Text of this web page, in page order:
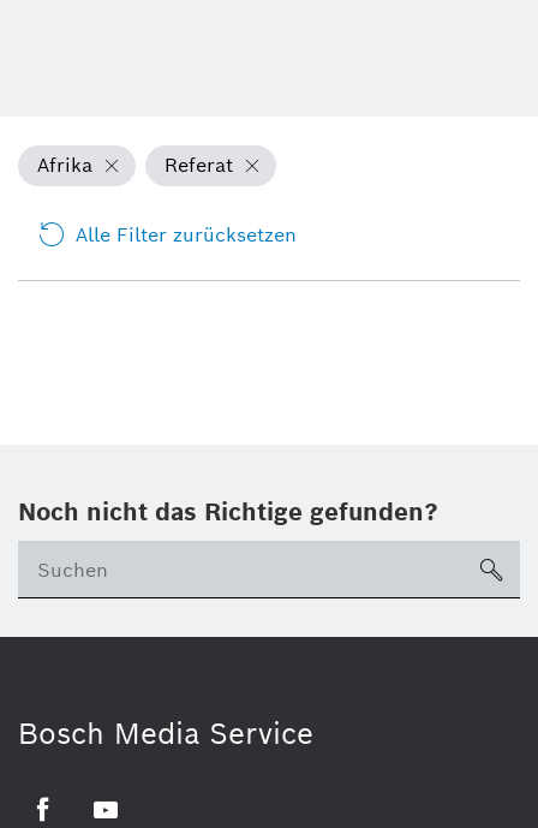
Afrika Referat
Alle Filter zurücksetzen
Noch nicht das Richtige gefunden?
Bosch Media Service